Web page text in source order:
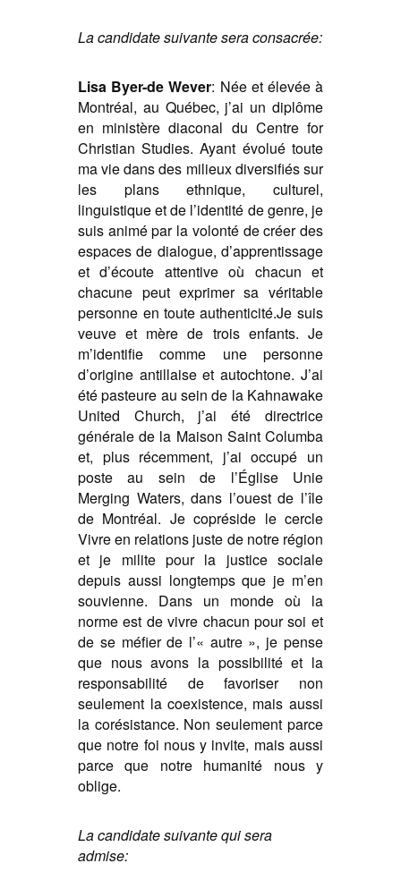
La candidate suivante sera consacrée:
Lisa Byer-de Wever: Née et élevée à
Montréal, au Québec, j’ai un diplôme
en ministère diaconal du Centre for
Christian Studies. Ayant évolué toute
ma vie dans des milieux diversifiés sur
les plans ethnique, culturel,
linguistique et de l’identité de genre, je
suis animé par la volonté de créer des
espaces de dialogue, d’apprentissage
et d’écoute attentive où chacun et
chacune peut exprimer sa véritable
personne en toute authenticité.Je suis
veuve et mère de trois enfants. Je
m’identifie comme une personne
d’origine antillaise et autochtone. J’ai
été pasteure au sein de la Kahnawake
United Church, j’ai été directrice
générale de la Maison Saint Columba
et, plus récemment, j’ai occupé un
poste au sein de l’Église Unie
Merging Waters, dans l’ouest de l’île
de Montréal. Je copréside le cercle
Vivre en relations juste de notre région
et je milite pour la justice sociale
depuis aussi longtemps que je m’en
souvienne. Dans un monde où la
norme est de vivre chacun pour soi et
de se méfier de l’« autre », je pense
que nous avons la possibilité et la
responsabilité de favoriser non
seulement la coexistence, mais aussi
la corésistance. Non seulement parce
que notre foi nous y invite, mais aussi
parce que notre humanité nous y
oblige.
La candidate suivante qui sera
admise: